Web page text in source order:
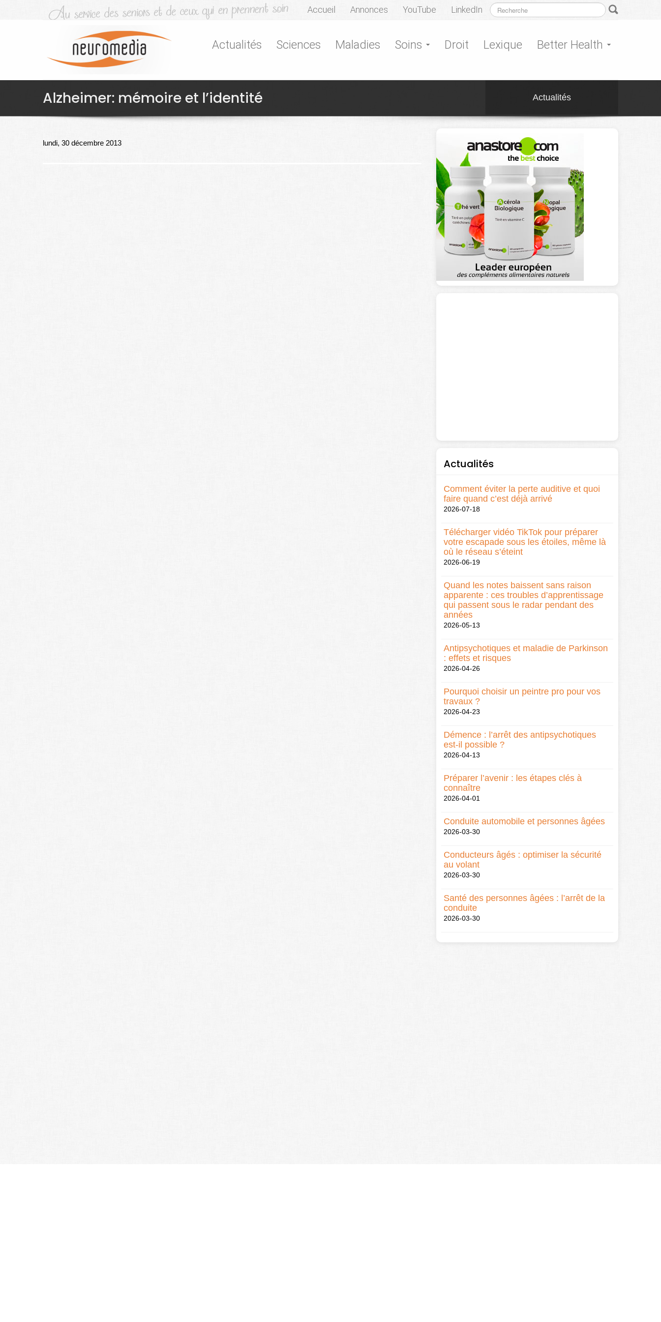
Accueil Annonces YouTube LinkedIn
Actualités Sciences Maladies Soins Droit Lexique Better Health
Alzheimer: mémoire et l’identité Actualités
lundi, 30 décembre 2013
Actualités
Comment éviter la perte auditive et quoi
faire quand c’est déjà arrivé
2026-07-18
Télécharger vidéo TikTok pour préparer
votre escapade sous les étoiles, même là
où le réseau s’éteint
2026-06-19
Quand les notes baissent sans raison
apparente : ces troubles d’apprentissage
qui passent sous le radar pendant des
années
2026-05-13
Antipsychotiques et maladie de Parkinson
: effets et risques
2026-04-26
Pourquoi choisir un peintre pro pour vos
travaux ?
2026-04-23
Démence : l’arrêt des antipsychotiques
est-il possible ?
2026-04-13
Préparer l’avenir : les étapes clés à
connaître
2026-04-01
Conduite automobile et personnes âgées
2026-03-30
Conducteurs âgés : optimiser la sécurité
au volant
2026-03-30
Santé des personnes âgées : l’arrêt de la
conduite
2026-03-30